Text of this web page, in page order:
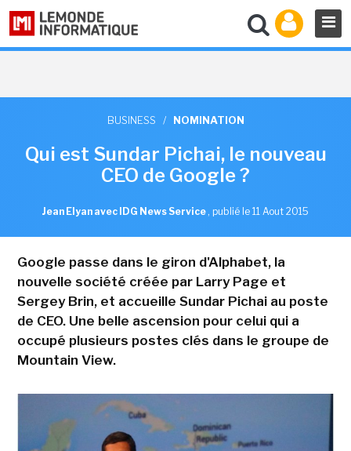
BUSINESS / NOMINATION
Qui est Sundar Pichai, le nouveau
CEO de Google ?
Jean Elyan avec IDG News Service , publié le 11 Aout 2015
Google passe dans le giron d'Alphabet, la
nouvelle société créée par Larry Page et
Sergey Brin, et accueille Sundar Pichai au poste
de CEO. Une belle ascension pour celui qui a
occupé plusieurs postes clés dans le groupe de
Mountain View.